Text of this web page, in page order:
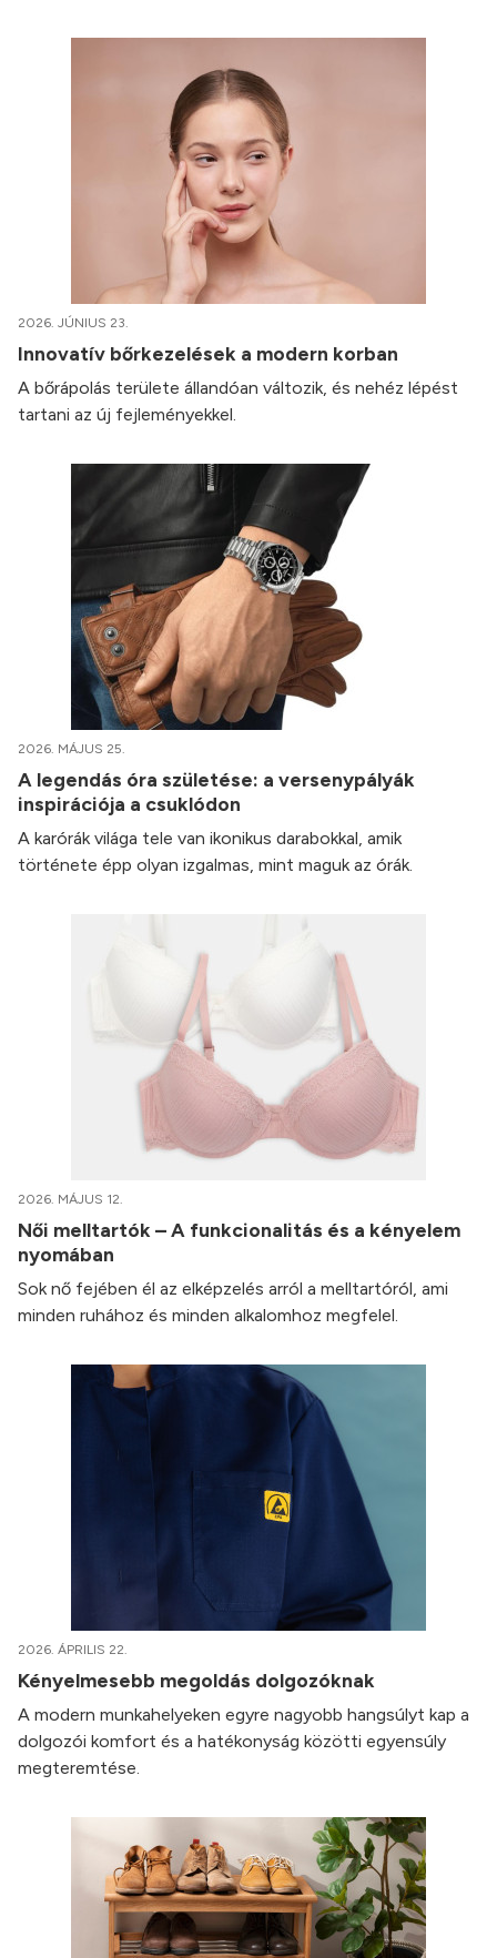
2026. JÚNIUS 23.
Innovatív bőrkezelések a modern korban
A bőrápolás területe állandóan változik, és nehéz lépést
tartani az új fejleményekkel.
2026. MÁJUS 25.
A legendás óra születése: a versenypályák
inspirációja a csuklódon
A karórák világa tele van ikonikus darabokkal, amik
története épp olyan izgalmas, mint maguk az órák.
2026. MÁJUS 12.
Női melltartók – A funkcionalitás és a kényelem
nyomában
Sok nő fejében él az elképzelés arról a melltartóról, ami
minden ruhához és minden alkalomhoz megfelel.
2026. ÁPRILIS 22.
Kényelmesebb megoldás dolgozóknak
A modern munkahelyeken egyre nagyobb hangsúlyt kap a
dolgozói komfort és a hatékonyság közötti egyensúly
megteremtése.